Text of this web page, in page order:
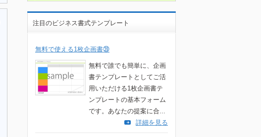
注目のビジネス書式テンプレート
無料で使える1枚企画書㊴
無料で誰でも簡単に、企画
書テンプレートとしてご活
用いただける1枚企画書テ
ンプレートの基本フォーム
です。あなたの提案に合...
詳細を見る